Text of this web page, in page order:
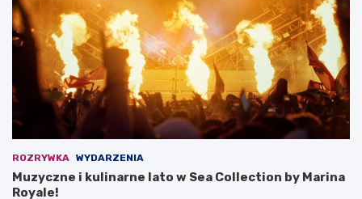
ROZRYWKA WYDARZENIA
Muzyczne i kulinarne lato w Sea Collection by Marina
Royale!